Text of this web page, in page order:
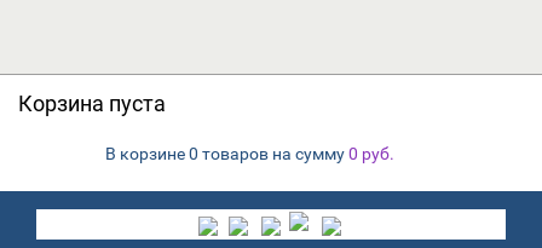
Корзина пуста
В корзине0 товаров на сумму0 руб.